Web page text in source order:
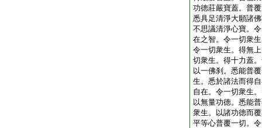
功徳莊嚴寶蓋。普
悉具足清淨大願諸
不思議清淨心寶。
在之智。令一切衆
令一切衆生。得無
切衆生。得十力蓋
以一佛刹。悉能普
生。悉於諸法而得
自在。令一切衆生
以無量功徳。悉能
衆生。以諸功徳而
平等心普覆一切。